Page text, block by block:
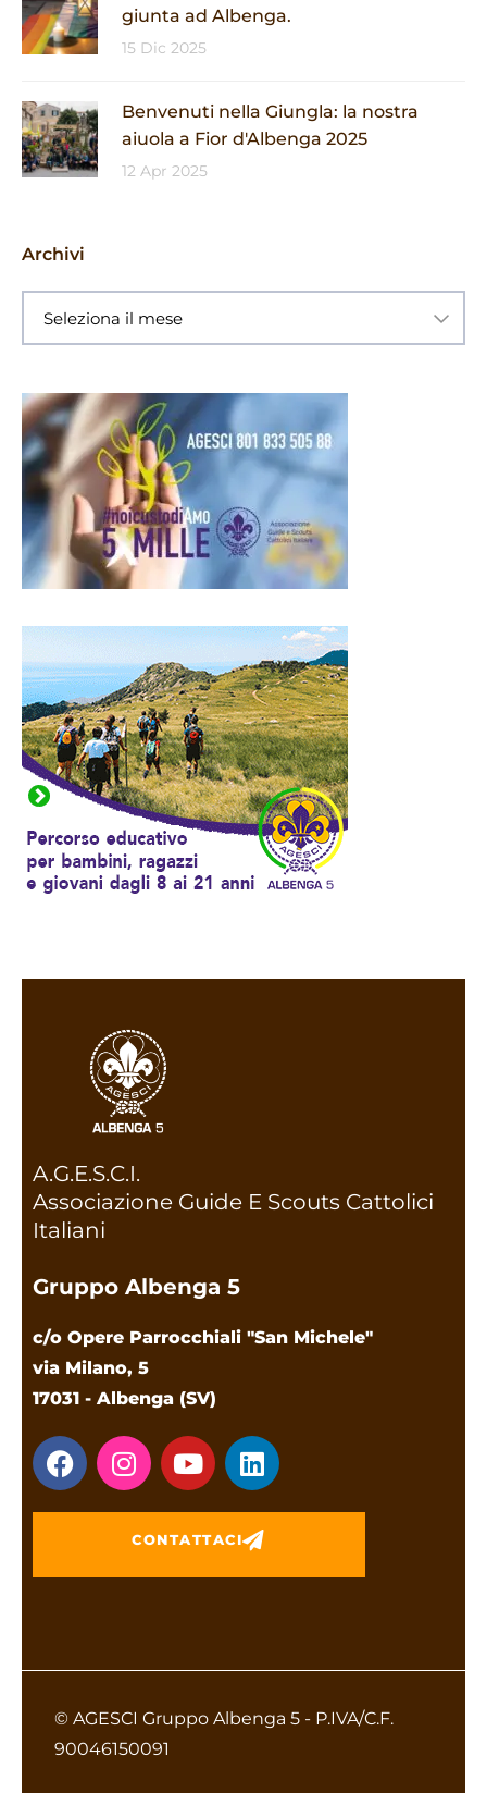
giunta ad Albenga.
15 Dic 2025
Benvenuti nella Giungla: la nostra
aiuola a Fior d'Albenga 2025
12 Apr 2025
Archivi
A.G.E.S.C.I.
Associazione Guide E Scouts Cattolici
Italiani
Gruppo Albenga 5
c/o Opere Parrocchiali "San Michele"
via Milano, 5
17031 - Albenga (SV)
CONTATTACI
© AGESCI Gruppo Albenga 5 - P.IVA/C.F.
90046150091